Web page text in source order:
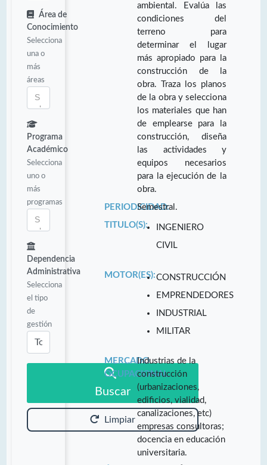
Área de
Conocimiento
Selecciona
una o
más
áreas
Programa
Académico
Selecciona
uno o
más
programas
Dependencia
Administrativa
Selecciona
el tipo
de
gestión
Buscar
Limpiar
ambiental. Evalúa las
condiciones del
terreno para
determinar el lugar
más apropiado para la
construcción de la
obra. Traza los planos
de la obra y selecciona
los materiales que han
de emplearse para la
construcción, diseña
las actividades y
equipos necesarios
para la ejecución de la
obra.
PERIODICIDAD:
Semestral.
TITULO(S):
INGENIERO
CIVIL
MOTOR(ES):CONSTRUCCIÓN
EMPRENDEDORES
INDUSTRIAL
MILITAR
MERCADO
OCUPACIONAL:
Industrias de la
construcción
(urbanizaciones,
edificios, vialidad,
canalizaciones, etc)
empresas consultoras;
docencia en educación
universitaria.